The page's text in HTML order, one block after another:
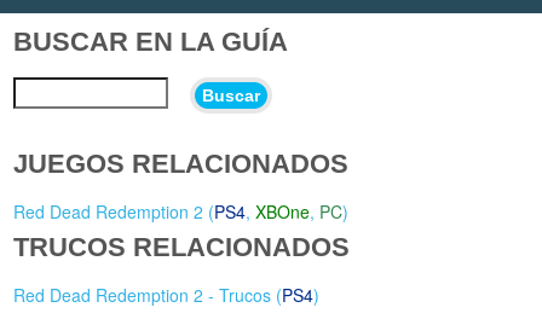
BUSCAR EN LA GUÍA
Buscar
JUEGOS RELACIONADOS
Red Dead Redemption 2 (PS4,XBOne, PC)
TRUCOS RELACIONADOS
Red Dead Redemption 2 - Trucos (PS4)